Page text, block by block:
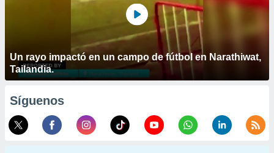
Un rayo impactó en un campo de fútbol en Narathiwat,
Tailandia.
Síguenos